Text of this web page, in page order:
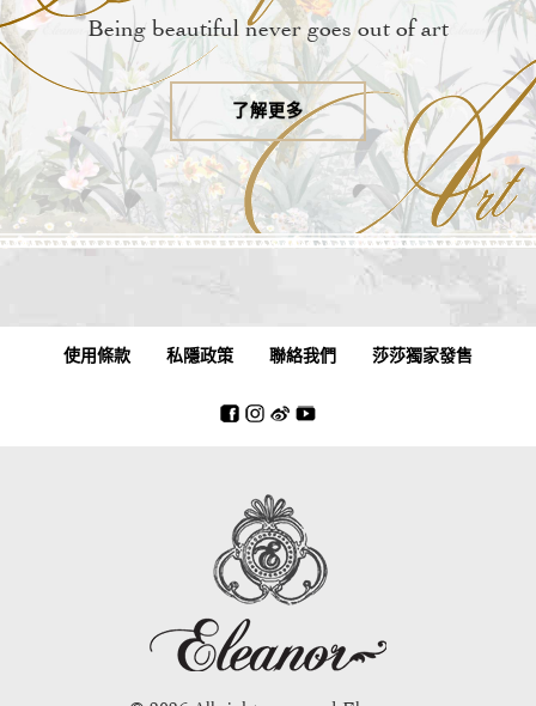
Being beautiful never goes out of art
了解更多
使用條款 私隱政策 聯絡我們 莎莎獨家發售